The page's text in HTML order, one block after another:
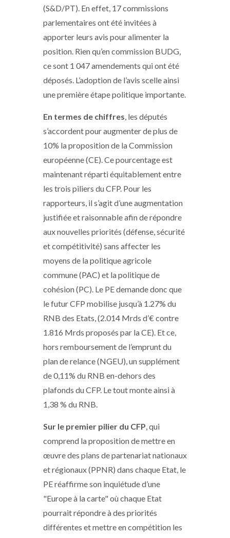
(S&D/PT). En effet, 17 commissions
parlementaires ont été invitées à
apporter leurs avis pour alimenter la
position. Rien qu’en commission BUDG,
ce sont 1 047 amendements qui ont été
déposés. L’adoption de l’avis scelle ainsi
une première étape politique importante.
En termes de chiffres , les députés
s’accordent pour augmenter de plus de
10% la proposition de la Commission
européenne (CE). Ce pourcentage est
maintenant réparti équitablement entre
les trois piliers du CFP. Pour les
rapporteurs, il s’agit d’une augmentation
justifiée et raisonnable afin de répondre
aux nouvelles priorités (défense, sécurité
et compétitivité) sans affecter les
moyens de la politique agricole
commune (PAC) et la politique de
cohésion (PC). Le PE demande donc que
le futur CFP mobilise jusqu’à 1.27% du
RNB des Etats, (2.014 Mrds d’€ contre
1.816 Mrds proposés par la CE). Et ce,
hors remboursement de l’emprunt du
plan de relance (NGEU), un supplément
de 0,11% du RNB en-dehors des
plafonds du CFP. Le tout monte ainsi à
1,38 % du RNB.
Sur le premier pilier du CFP , qui
comprend la proposition de mettre en
œuvre des plans de partenariat nationaux
et régionaux (PPNR) dans chaque Etat, le
PE réaffirme son inquiétude d’une
"Europe à la carte" où chaque Etat
pourrait répondre à des priorités
différentes et mettre en compétition les